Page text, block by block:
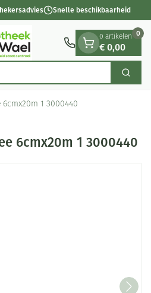
Snelle beschikbaarheid
Zoek
0 artikelen
€ 0,00
0
1 3000440
6cmx20m 1 3000440